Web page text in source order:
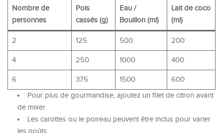
Nombre de
personnes
Pois
cassés (g)
Eau /
Bouillon (ml)
Lait de coco
(ml)
2 125 500 200
4 250 1000 400
6 375 1500
600
Pour plus de gourmandise, ajoutez un filet de citron avant
de mixer.
Les carottes ou le poireau peuvent être inclus pour varier